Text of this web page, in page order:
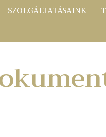
SZOLGÁLTATÁSAINK